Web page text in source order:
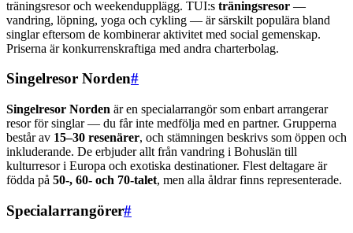
träningsresor och weekendupplägg. TUI:s träningsresor —
vandring, löpning, yoga och cykling — är särskilt populära bland
singlar eftersom de kombinerar aktivitet med social gemenskap.
Priserna är konkurrenskraftiga med andra charterbolag.
Singelresor Norden#
Singelresor Norden är en specialarrangör som enbart arrangerar
resor för singlar — du får inte medfölja med en partner. Grupperna
består av 15–30 resenärer, och stämningen beskrivs som öppen och
inkluderande. De erbjuder allt från vandring i Bohuslän till
kulturresor i Europa och exotiska destinationer. Flest deltagare är
födda på 50-, 60- och 70-talet, men alla åldrar finns representerade.
Specialarrangörer#